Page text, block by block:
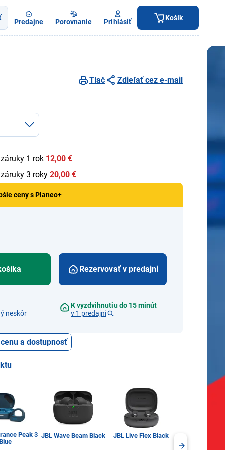
Predajne Porovnanie Prihlásiť Košík
Tlač
Zdieľať cez e-mail
1 rok 12,00 €
3 roky 20,00 €
ceny s Planeo+
neskôr
Rezervovať v predajni
K vyzdvihnutiu do 15 minút
v 1 predajni
a dostupnosť
Peak 3 JBL Wave Beam Black JBL Live Flex Black
ACCENTUM